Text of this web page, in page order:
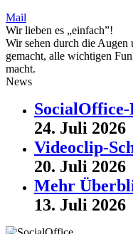
Mail
Wir lieben es „einfach”!
Wir sehen durch die Augen
gemacht, alle wichtigen
macht.
News
24. Juli 2026
Videoclip-
20. Juli 2026
Mehr
13. Juli 2026